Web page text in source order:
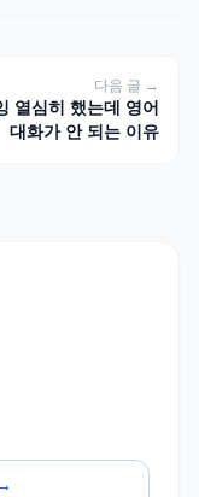
다음 글 →
열심히 했는데 영어
대화가 안 되는 이유